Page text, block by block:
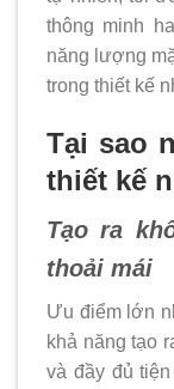
thông minh
năng lượng
trong thiết kế
Tại sao
thiết kế
Tạo ra
thoải mái
Ưu điểm lớn
khả năng tạo
và đầy đủ